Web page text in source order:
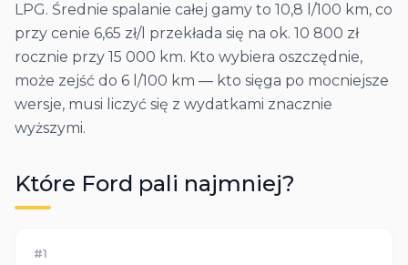
LPG. Średnie spalanie całej gamy to 10,8 l/100 km, co
przy cenie 6,65 zł/l przekłada się na ok. 10 800 zł
rocznie przy 15 000 km. Kto wybiera oszczędnie,
może zejść do 6 l/100 km — kto sięga po mocniejsze
wersje, musi liczyć się z wydatkami znacznie
wyższymi.
Które Ford pali najmniej?
#1